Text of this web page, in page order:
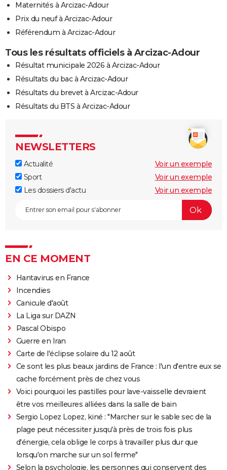
Maternités à Arcizac-Adour
Prix du neuf à Arcizac-Adour
Référendum à Arcizac-Adour
Tous les résultats officiels à Arcizac-Adour
Résultat municipale 2026 à Arcizac-Adour
Résultats du bac à Arcizac-Adour
Résultats du brevet à Arcizac-Adour
Résultats du BTS à Arcizac-Adour
NEWSLETTERS
Actualité
Voir un exemple
Sport
Voir un exemple
Les dossiers d'actu
Voir un exemple
EN CE MOMENT
Hantavirus en France
Incendies
Canicule d'août
La Liga sur DAZN
Pascal Obispo
Guerre en Iran
Carte de l'éclipse solaire du 12 août
Ce sont les plus beaux jardins de France : l'un d'entre eux se
cache forcément près de chez vous
Voici pourquoi les pastilles pour lave-vaisselle devraient
être vos meilleures alliées dans la salle de bain
Sergio Lopez Lopez, kiné : "Marcher sur le sable sec de la
plage peut nécessiter jusqu'à près de trois fois plus
d'énergie, cela oblige le corps à travailler plus dur que
lorsqu'on marche sur un sol ferme"
Selon la psychologie, les personnes qui conservent des